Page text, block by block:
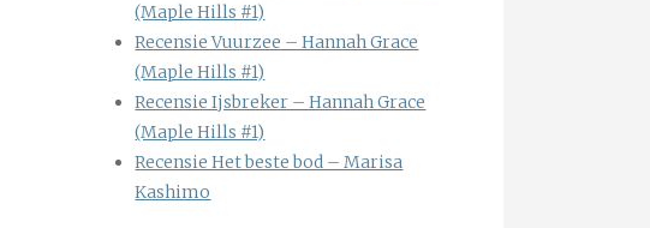
(Maple Hills #1)
Recensie Vuurzee – Hannah Grace
(Maple Hills #1)
Recensie Ijsbreker – Hannah Grace
(Maple Hills #1)
Recensie Het beste bod – Marisa
Kashimo